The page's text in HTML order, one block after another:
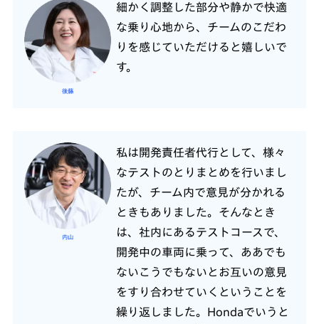
後藤
細かく調整した部分や静かで快適
な乗り心地から、チームのこだわ
りを感じていただけると嬉しいで
す。
内山
私は開発責任者代行として、様々
なテストのとりまとめを行いまし
たが、チーム内で意見が分かれる
ときもありました。そんなとき
は、社内にあるテストコースで、
開発中の車両に乗って、ああでも
ないこうでもないとお互いの意見
をすり合わせていくということを
繰り返しました。Hondaでいうと